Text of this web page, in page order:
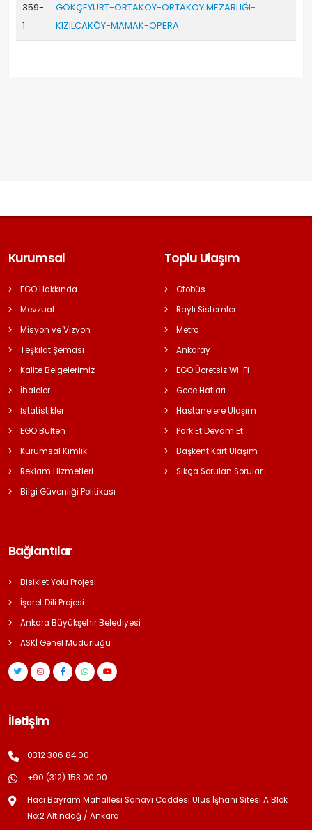
359-
1
GÖKÇEYURT-ORTAKÖY-ORTAKÖY MEZARLIĞI-
KIZILCAKÖY-MAMAK-OPERA
Kurumsal
EGO Hakkında
Mevzuat
Misyon ve Vizyon
Teşkilat Şeması
Kalite Belgelerimiz
İhaleler
İstatistikler
EGO Bülten
Kurumsal Kimlik
Reklam Hizmetleri
Bilgi Güvenliği Politikası
Toplu Ulaşım
Otobüs
Raylı Sistemler
Metro
Ankaray
EGO Ücretsiz Wi-Fi
Gece Hatları
Hastanelere Ulaşım
Park Et Devam Et
Başkent Kart Ulaşım
Sıkça Sorulan Sorular
Bağlantılar
Bisiklet Yolu Projesi
İşaret Dili Projesi
Ankara Büyükşehir Belediyesi
ASKİ Genel Müdürlüğü
İletişim
0312 306 84 00
+90 (312) 153 00 00
Hacı Bayram Mahallesi Sanayi Caddesi Ulus İşhanı Sitesi A Blok
No:2 Altındağ / Ankara